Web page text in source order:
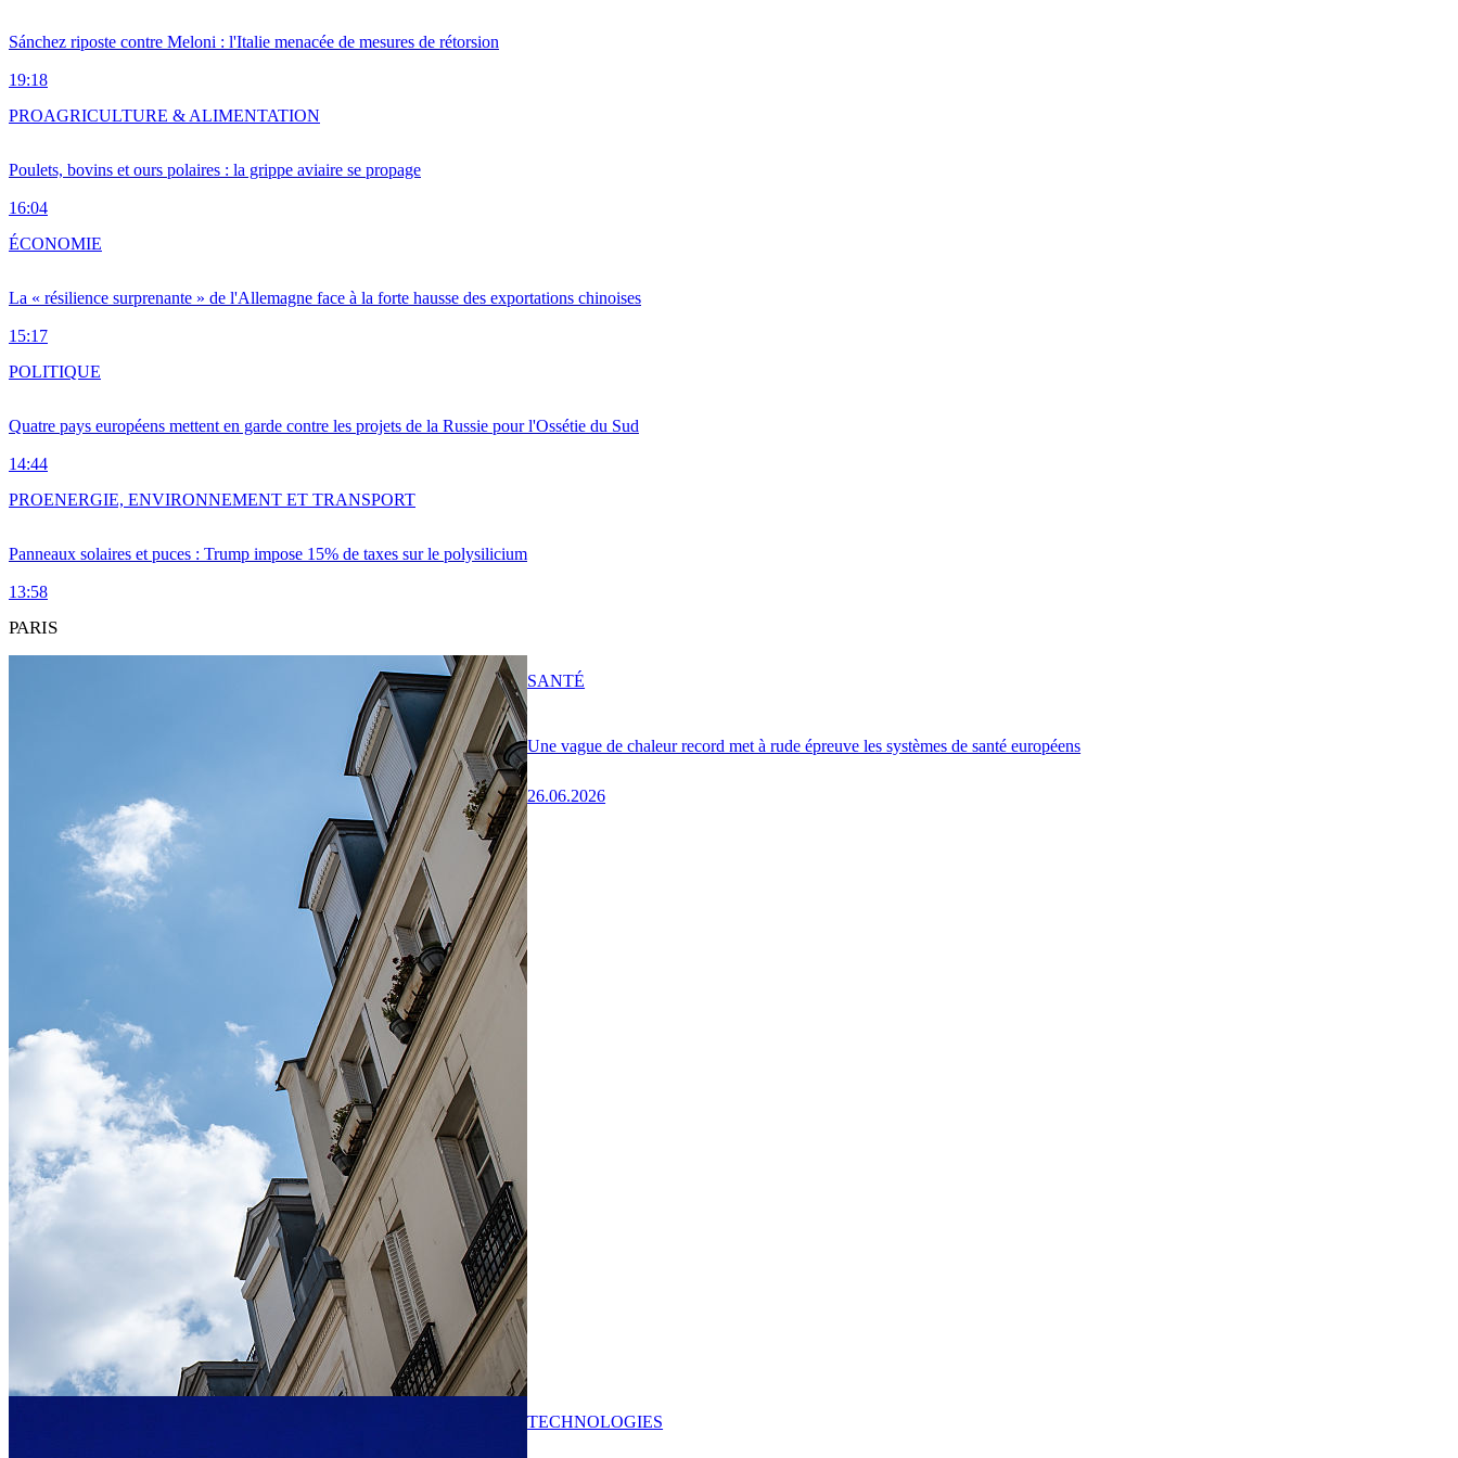
Sánchez riposte contre Meloni : l'Italie menacée de mesures de rétorsion
19:18
Poulets, bovins et ours polaires : la grippe aviaire se propage
16:04
PROAGRICULTURE & ALIMENTATION
La « résilience surprenante » de l'Allemagne face à la forte hausse des exportations chinoises
15:17
ÉCONOMIE
Quatre pays européens mettent en garde contre les projets de la Russie pour l'Ossétie du Sud
14:44
POLITIQUE
Panneaux solaires et puces : Trump impose 15% de taxes sur le polysilicium
13:58
PROENERGIE, ENVIRONNEMENT ET TRANSPORT
PARIS
Une vague de chaleur record met à rude épreuve les systèmes de santé européens
26.06.2026
SANTÉ
TECHNOLOGIES